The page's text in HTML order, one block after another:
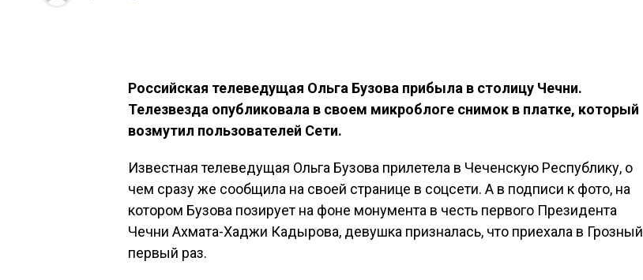
Российская телеведущая Ольга Бузова прибыла в столицу Чечни.
Телезвезда опубликовала в своем микроблоге снимок в платке, который
возмутил пользователей Сети.
Известная телеведущая Ольга Бузова прилетела в Чеченскую Республику, о
чем сразу же сообщила на своей странице в соцсети. А в подписи к фото, на
котором Бузова позирует на фоне монумента в честь первого Президента
Чечни Ахмата-Хаджи Кадырова, девушка призналась, что приехала в Грозный
первый раз.